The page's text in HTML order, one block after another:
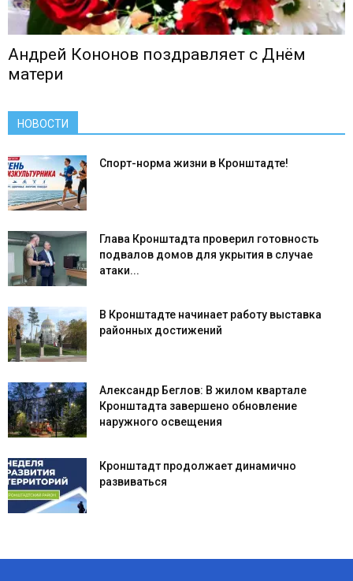
Андрей Кононов поздравляет с Днём
матери
НОВОСТИ
Спорт-норма жизни в Кронштадте!
Глава Кронштадта проверил готовность
подвалов домов для укрытия в случае
атаки...
В Кронштадте начинает работу выставка
районных достижений
Александр Беглов: В жилом квартале
Кронштадта завершено обновление
наружного освещения
Кронштадт продолжает динамично
развиваться